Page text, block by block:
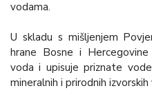
vodama.
U skladu s mišljenjem
hrane Bosne i
voda i upisuje priznate
mineralnih i prirodnih